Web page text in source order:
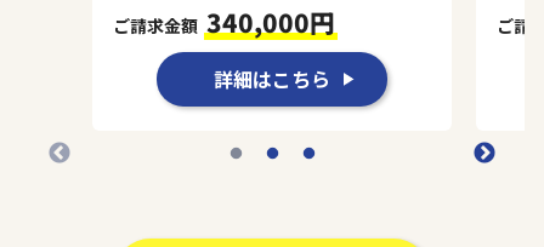
ご請求金額 340,000円
詳細はこちら
ご請